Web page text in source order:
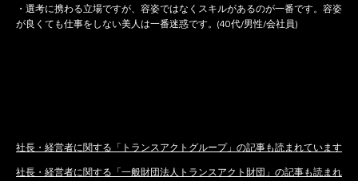
・選考に携わる立場ですが、容姿ではなくスキルがあるのが一番です。容姿
が良くても仕事をしない美人は一番迷惑です。(40代/男性/会社員)
社長・経営者に関する「トランスアクトグループ」の記事も読まれています
社長・経営者に関する「一般財団法人トランスアクト財団」の記事も読まれ